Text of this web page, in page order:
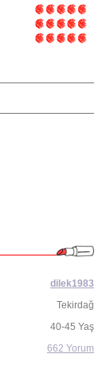
dilek1983
Tekirdağ
40-45 Yaş
662 Yorum